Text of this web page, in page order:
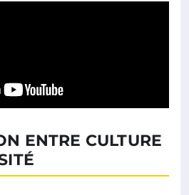
ENTRE CULTURE